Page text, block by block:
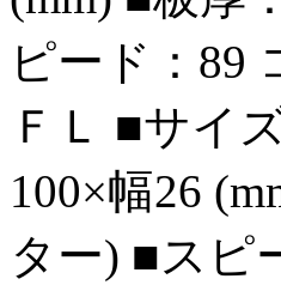
ピード：89
ＦＬ ■サイ
100×幅26
ター) ■スピ